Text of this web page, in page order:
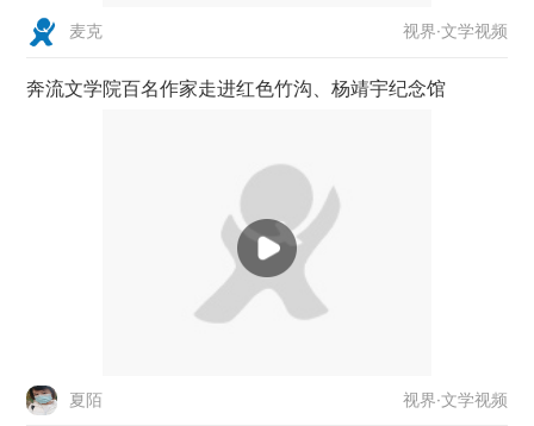
麦克 视界·文学视频
奔流文学院百名作家走进红色竹沟、杨靖宇纪念馆
夏陌 视界·文学视频